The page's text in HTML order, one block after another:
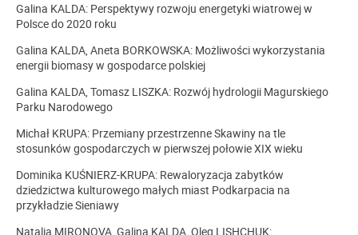
Galina KALDA: Perspektywy rozwoju energetyki wiatrowej w
Polsce do 2020 roku
Galina KALDA, Aneta BORKOWSKA: Możliwości wykorzystania
energii biomasy w gospodarce polskiej
Galina KALDA, Tomasz LISZKA: Rozwój hydrologii Magurskiego
Parku Narodowego
Michał KRUPA: Przemiany przestrzenne Skawiny na tle
stosunków gospodarczych w pierwszej połowie XIX wieku
Dominika KUŚNIERZ-KRUPA: Rewaloryzacja zabytków
dziedzictwa kulturowego małych miast Podkarpacia na
przykładzie Sieniawy
Natalia MIRONOVA, Galina KALDA, Oleg LISHCHUK: